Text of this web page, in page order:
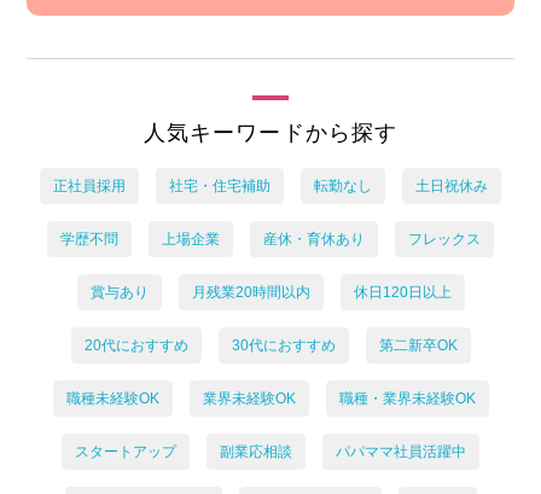
人気キーワードから探す
正社員採用 社宅・住宅補助 転勤なし 土日祝休み
学歴不問 上場企業 産休・育休あり フレックス
賞与あり 月残業20時間以内 休日120日以上
20代におすすめ 30代におすすめ 第二新卒OK
職種未経験OK 業界未経験OK 職種・業界未経験OK
スタートアップ 副業応相談 パパママ社員活躍中